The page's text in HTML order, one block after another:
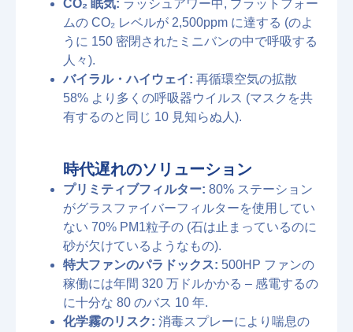
CO₂ 眠気: ラッシュアワー中, プラットフォー
ムの CO₂ レベルが 2,500ppm に達する (のよ
うに 150 密閉されたミニバンの中で呼吸する
人々).
バイラル・ハイウェイ: 再循環空気の拡散
58% より多くの呼吸器ウイルス (マスクを共
有するのと同じ 10 見知らぬ人).
時代遅れのソリューション
プリミティブフィルター: 80% ステーション
がグラスファイバーフィルターを使用してい
ない 70% PM1粒子の (石は止まっているのに
砂が欠けているようなもの).
特大ファンのパラドックス: 500HP ファンの
稼働には年間 320 万ドルかかる – 感電するの
に十分な 80 のバス 10 年.
化学霧のリスク: 消毒スプレーにより喘息の